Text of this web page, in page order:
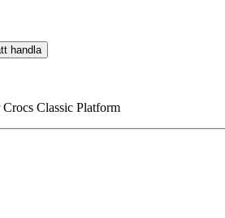
handla
Classic Platform